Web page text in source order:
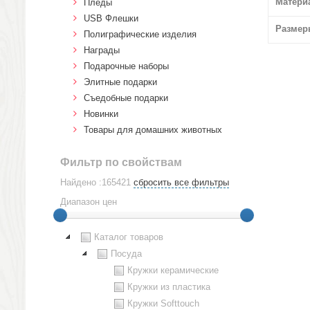
Пледы
USB Флешки
Полиграфические изделия
Награды
Подарочные наборы
Элитные подарки
Cъедобные подарки
Новинки
Товары для домашних животных
Фильтр по свойствам
Найдено :165421 сбросить все фильтры
Диапазон цен
Каталог товаров
Посуда
Кружки керамические
Кружки из пластика
Кружки Softtouch